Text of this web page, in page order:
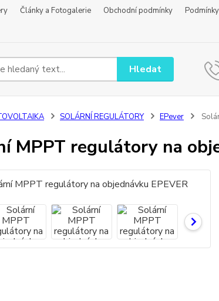
Články a Fotogalerie Obchodní podmínky
Hledat
SOLÁRNÍ REGULÁTORY EPever
MPPT regulátory na